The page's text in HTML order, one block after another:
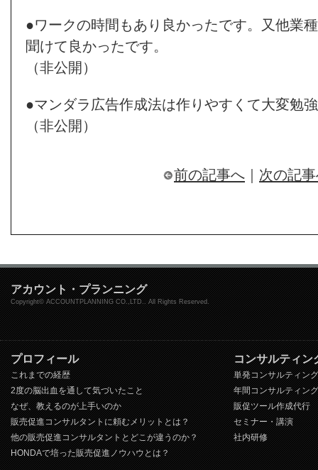
●ワークの時間もあり良かったです。又他業
聞けて良かったです。
（非公開）
●マンダラ広告作成法は作りやすくて大変勉
（非公開）
前の記事へ ｜ 次の記
アカウント・プランニング
Copyright© ACCOUNTPLANNING CO.,LTD.. All Rights Reserved.
プロフィール
これまでの経歴
2度の脳出血を通して気づいたこと
なぜ、教えるのが上手いのか
販売促進コンサルタントに頼むメリットとは？
他の販売促進コンサルタントとどこが違うのか？
HONDAで培った販売促進ノウハウとは？
コンサルティン
単発コンサルティング
年間コンサルティング
販促ツール作成代行
セミナー・講演
社内研修